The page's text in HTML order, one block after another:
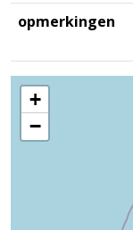
opmerkingen
+
−